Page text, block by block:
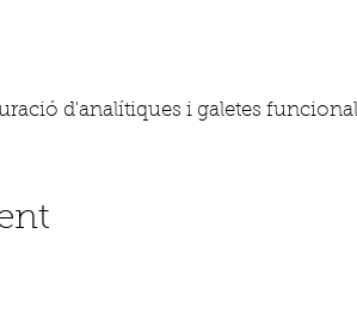
d'analítiques i galetes